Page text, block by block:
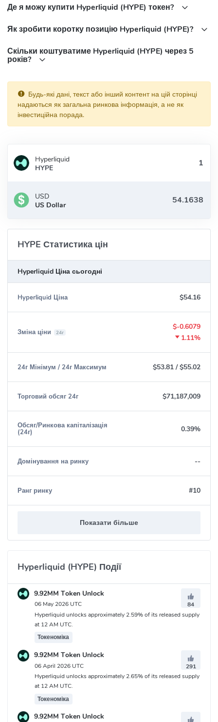
Де я можу купити Hyperliquid (HYPE) токен?
Як зробити коротку позицію Hyperliquid (HYPE)?
Скільки коштуватиме Hyperliquid (HYPE) через 5
років?
Будь-які дані, текст або інший контент на цій сторінці
надаються як загальна ринкова інформація, а не як
інвестиційна порада.
Hyperliquid
HYPE
USD
US Dollar
HYPE Статистика цін
Hyperliquid Ціна сьогодні
Hyperliquid Ціна $54.16
Зміна ціни 24г
$-0.6079
1.11%
24г Мінімум / 24г Максимум $53.81 /$55.02
Торговий обсяг 24г $71,187,009
Обсяг/Ринкова капіталізація
(24г) 0.39%
Домінування на ринку --
Ранг ринку #10
Показати більше
Hyperliquid (HYPE) Події
9.92MM Token Unlock
06 May 2026 UTC
84
Hyperliquid unlocks approximately 2.59% of its released supply
at 12 AM UTC.
Токеноміка
9.92MM Token Unlock
06 April 2026 UTC
291
Hyperliquid unlocks approximately 2.65% of its released supply
at 12 AM UTC.
Токеноміка
9.92MM Token Unlock